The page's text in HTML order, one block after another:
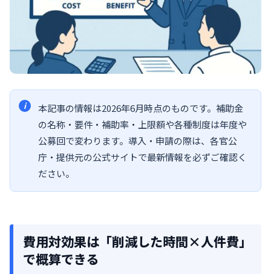
本記事の情報は2026年6月時点のものです。補助金
の名称・要件・補助率・上限額や各種制度は年度や
公募回で変わります。導入・申請の際は、各官公
庁・提供元の公式サイトで最新情報を必ずご確認く
ださい。
費用対効果は「削減した時間×人件費」
で概算できる